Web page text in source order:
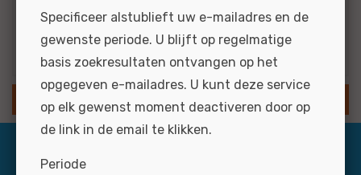
Resultaten via e-mail
SLA ZOEKOPDRACHT OP
Specificeer alstublieft uw e-mailadres en de
gewenste periode. U blijft op regelmatige
basis zoekresultaten ontvangen op het
opgegeven e-mailadres. U kunt deze service
op elk gewenst moment deactiveren door op
de link in de email te klikken.
Periode